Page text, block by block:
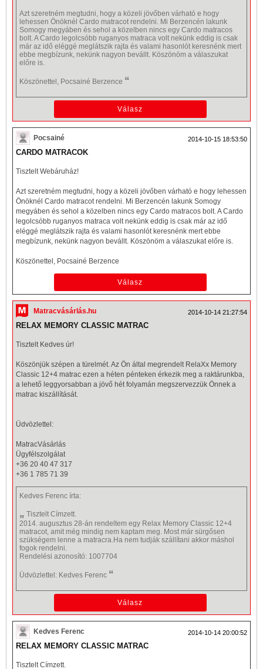
Azt szeretném megtudni, hogy a közeli jövőben várható e hogy
lehessen Önöknél Cardo matracot rendelni. Mi Berzencén lakunk
Somogy megyáben és sehol a közelben nincs egy Cardo matracos
bolt. A Cardo legolcsóbb ruganyos matraca volt nekünk eddig is csak
már az idő eléggé meglátszik rajta és valami hasonlót keresnénk mert
ebbe megbízunk, nekünk nagyon bevállt. Köszönöm a válaszukat
előre is.
Köszönettel, Pocsainé Berzence “
Pocsainé 2014-10-15 18:53:50
CARDO MATRACOK
Tisztelt Webáruház!
Azt szeretném megtudni, hogy a közeli jövőben várható e hogy lehessen
Önöknél Cardo matracot rendelni. Mi Berzencén lakunk Somogy
megyáben és sehol a közelben nincs egy Cardo matracos bolt. A Cardo
legolcsóbb ruganyos matraca volt nekünk eddig is csak már az idő
eléggé meglátszik rajta és valami hasonlót keresnénk mert ebbe
megbízunk, nekünk nagyon bevállt. Köszönöm a válaszukat előre is.
Köszönettel, Pocsainé Berzence
Matracvásárlás.hu 2014-10-14 21:27:54
RELAX MEMORY CLASSIC MATRAC
Tisztelt Kedves úr!
Köszönjük szépen a türelmét. Az Ön által megrendelt RelaXx Memory
Classic 12+4 matrac ezen a héten pénteken érkezik meg a raktárunkba,
a lehető leggyorsabban a jövő hét folyamán megszervezzük Önnek a
matrac kiszállítását.
Üdvözlettel:
MatracVásárlás
Ügyfélszolgálat
+36 20 40 47 317
+36 1 785 71 39
Kedves Ferenc írta:
„ Tisztelt Címzett.
2014. augusztus 28-án rendeltem egy Relax Memory Classic 12+4
matracot, amit még mindig nem kaptam meg. Most már sürgősen
szükségem lenne a matracra.Ha nem tudják szállítani akkor máshol
fogok rendelni.
Rendelési azonosító: 1007704
Üdvözlettel: Kedves Ferenc “
Kedves Ferenc 2014-10-14 20:00:52
RELAX MEMORY CLASSIC MATRAC
Tisztelt Címzett.